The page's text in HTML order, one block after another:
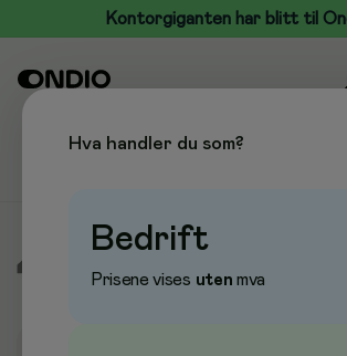
Kontorgiganten har blitt til
Hva handler du som?
Bedrift
Prisene vises uten mva